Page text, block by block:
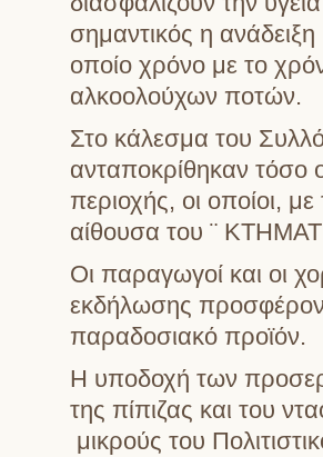
σημαντικός η
οποίο χρόνο με το
αλκοολούχων ποτών.
Στο κάλεσμα του
ανταποκρίθηκαν τόσο
περιοχής, οι οποίοι,
αίθουσα του ¨
Οι παραγωγοί και οι
εκδήλωσης
παραδοσιακό προϊόν.
Η υποδοχή των
της πίπιζας και του
μικρούς του